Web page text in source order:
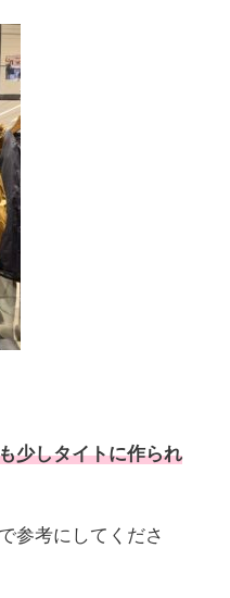
少しタイトに作られ
参考にしてくださ